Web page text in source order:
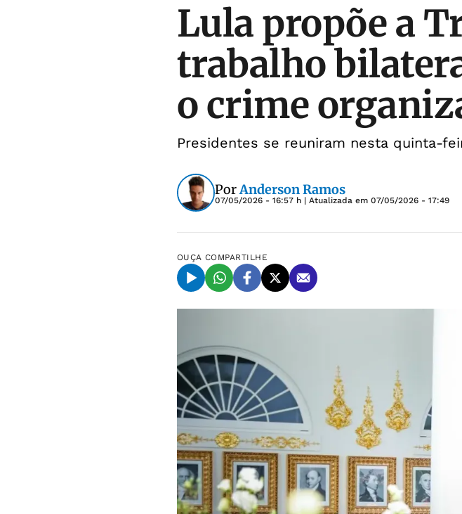
Lula propõe a
trabalho
o crime
Presidentes se reuniram nesta quinta-
PorAnderson Ramos
07/05/2026 - 16:57 h | Atualizada em 07/05/2026 - 17:49
OUÇA COMPARTILHE